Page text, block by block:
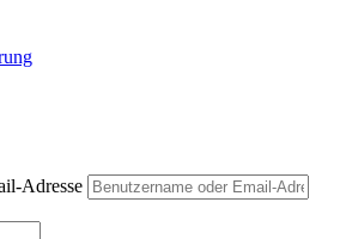
Adresse